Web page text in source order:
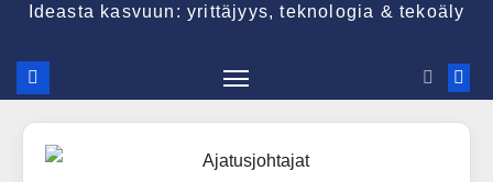
Ideasta kasvuun: yrittäjyys, teknologia & tekoäly